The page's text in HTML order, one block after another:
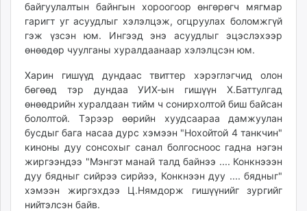
Eguur.mn
24tsag.mn
shuud.mn
ergelt.mn
zarig.mn
today.mn
zuv.mn
mminfo.mn
ugluu.mn
urlag.mn
unen.mn
байгуулалтын байнгын хороогоор өнгөрөгч мягмар
гаригт уг асуудлыг хэлэлцэж, огцруулах боломжгүй
гэж үзсэн юм. Ингээд энэ асуудлыг эцэслэхээр
өнөөдөр чуулганы хуралдаанаар хэлэлцсэн юм.
Харин гишүүд дундаас твиттер хэрэглэгчид олон
бөгөөд тэр дундаа УИХ-ын гишүүн Х.Баттулгад
өнөөдрийн хуралдаан тийм ч сонирхолтой биш байсан
бололтой. Тэрээр өөрийн хуудсаараа дамжуулан
бусдыг бага насаа дурс хэмээн "Нохойтой 4 танкчин"
киноны дуу сонсохыг санал болгосноос гадна нэгэн
жиргээндээ "Мэнгэт манай талд байнээ .... Конкнэээн
дуу бядныг сийрээ сирйээ, Конкнээн дуу .... бядныг"
хэмээн жиргэхдээ Ц.Нямдорж гишүүнийг зургийг
нийтэлсэн байв.